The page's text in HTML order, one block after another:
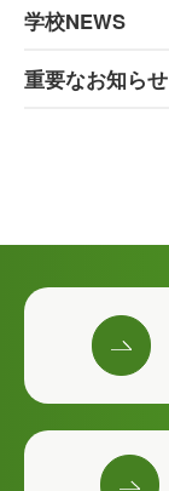
学校NEWS
重要なお知らせ